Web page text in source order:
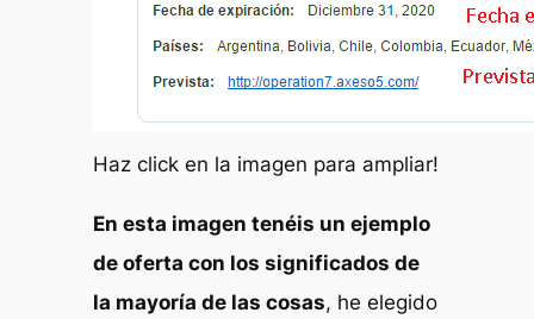
Haz click en la imagen para ampliar!
En esta imagen tenéis un ejemplo
de oferta con los significados de
la mayoría de las cosas, he elegido